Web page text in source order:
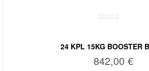
24 KPL 15KG BOOSTER
842,00€